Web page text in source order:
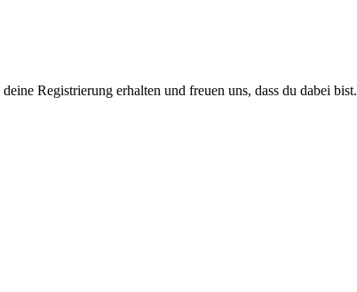
Registrierung erhalten und freuen uns, dass du dabei bist.